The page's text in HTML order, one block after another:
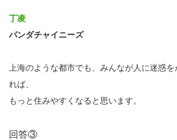
丁凌
パンダチャイニーズ
上海のような都市でも、みんなが人に迷惑
れば、
もっと住みやすくなると思います。
回答③